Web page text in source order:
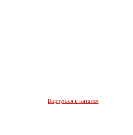
Вернуться в каталог